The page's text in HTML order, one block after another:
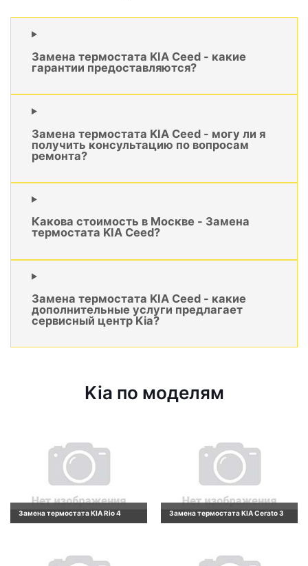
Замена термостата KIA Ceed - какие
гарантии предоставляются?
Замена термостата KIA Ceed - могу ли я
получить консультацию по вопросам
ремонта?
Какова стоимость в Москве - Замена
термостата KIA Ceed?
Замена термостата KIA Ceed - какие
дополнительные услуги предлагает
сервисный центр Kia?
Kia по моделям
Замена термостата KIA Rio 4 Замена термостата KIA Cerato 3